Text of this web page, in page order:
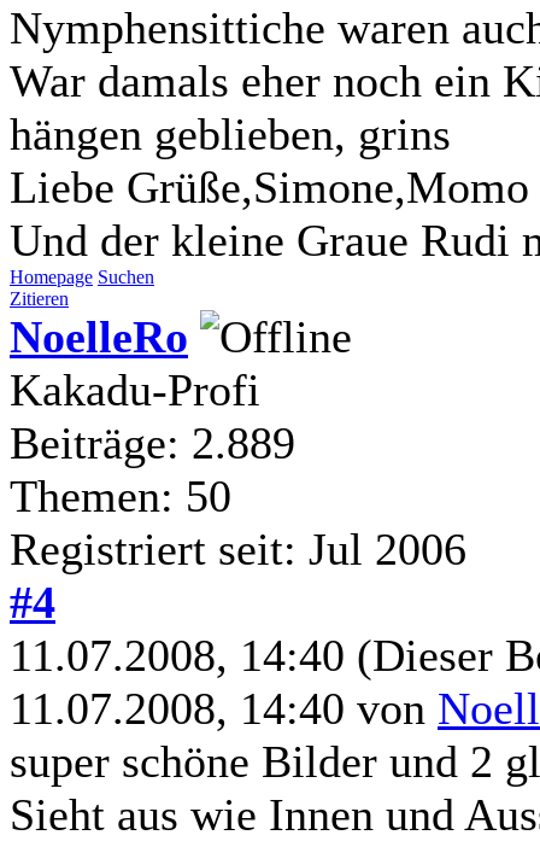
Nymphensittiche waren
War damals eher noch ein
hängen geblieben, grins
Liebe
Und der kleine Graue Rudi
Homepage Suchen
Zitieren
NoelleRo
Kakadu-Profi
Beiträge: 2.889
Themen: 50
Registriert seit: Jul 2006
#4
11.07.2008, 14:40 (Dieser
11.07.2008, 14:40 von
super schöne Bilder und 2
Sieht aus wie Innen und